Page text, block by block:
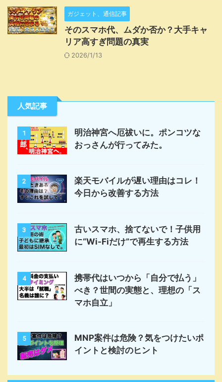
ガジェット、通信記事
そのスマホ代、ムダか否か？大手キャ
リア高すぎ問題の真実
2026/1/13
人気記事
1
明治神宮へ厄祓いに。ポンコツな
おっさんが行ってみた。
2
楽天モバイルが遅い理由はコレ！
今日から改善する方法
3
古いスマホ、捨てないで！子供用
に“Wi-Fiだけ”で再生する方法
4
携帯代はいつから「自分で払う」
べき？世間の実態と、理想の「ス
マホ自立」
5
MNP案件は危険？気をつけたいポ
イントと検討のヒント